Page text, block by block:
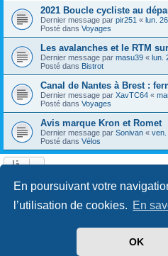
En poursuivant votre
l’utilisation de cookies. En
OK
2021 Boucle cycliste au
Dernier message par pir251 « lun.
Posté dans Voyages
Les avalanches et le RTM
Dernier message par masu39 « lun.
Posté dans Bistrot
Canal de Nantes à Brest :
Dernier message par XavTC64 «
Posté dans Voyages
Avis marque Kron et Romet
Dernier message par Sonivan « ven.
Posté dans Vélos
602 résultats trouvés Page
1
phpBB ® Forum